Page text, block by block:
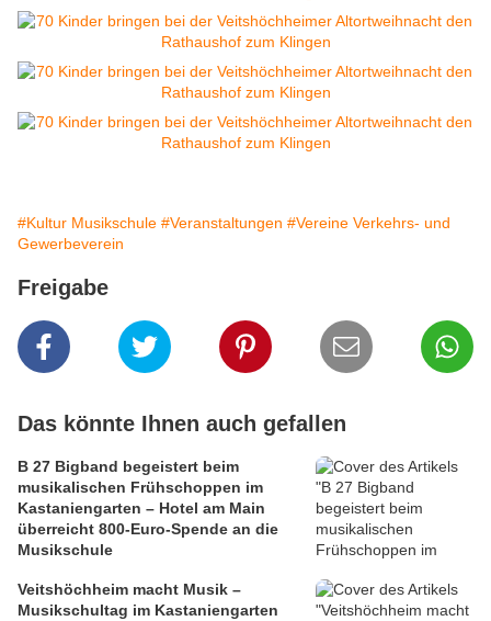
#Kultur Musikschule #Veranstaltungen #Vereine Verkehrs- und
Gewerbeverein
Freigabe
Das könnte Ihnen auch gefallen
B 27 Bigband begeistert beim
musikalischen Frühschoppen im
Kastaniengarten – Hotel am Main
überreicht 800-Euro-Spende an die
Musikschule
Veitshöchheim macht Musik –
Musikschultag im Kastaniengarten